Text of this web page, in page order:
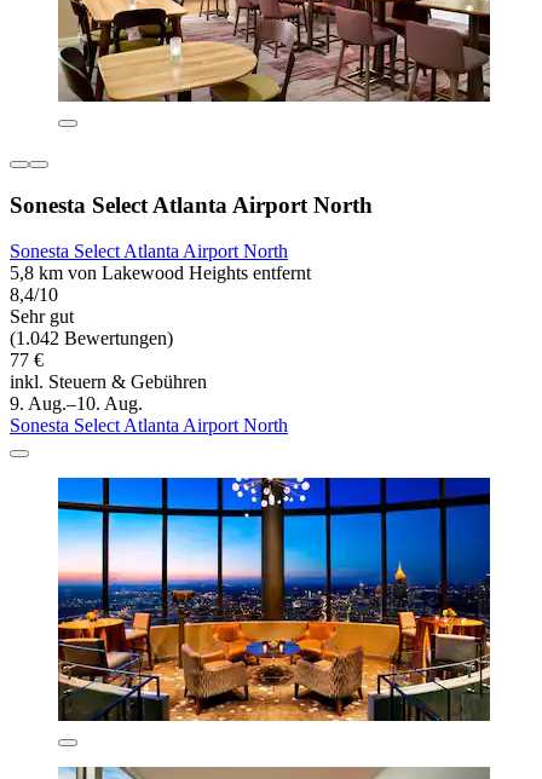
Sonesta Select Atlanta Airport North
Sonesta Select Atlanta Airport North
5,8 km von Lakewood Heights entfernt
8,4/10
Sehr gut
(1.042 Bewertungen)
77 €
inkl. Steuern & Gebühren
9. Aug.–10. Aug.
Sonesta Select Atlanta Airport North